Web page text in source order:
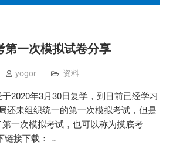
第一次模拟试卷分享
yogor 资料
2020年3月30日复学，到目前已经学习
还未组织统一的第一次模拟考试，但是
一次模拟考试，也可以称为摸底考
链接下载： …